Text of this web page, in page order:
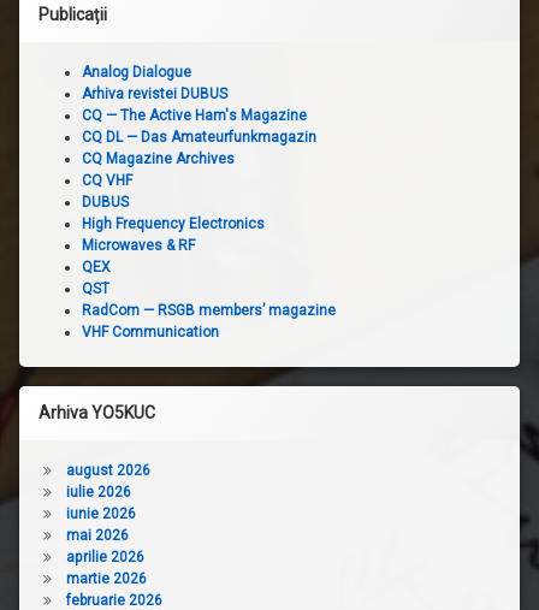
Publicații
Analog Dialogue
Arhiva revistei DUBUS
CQ — The Active Ham's Magazine
CQ DL — Das Amateurfunkmagazin
CQ Magazine Archives
CQ VHF
DUBUS
High Frequency Electronics
Microwaves & RF
QEX
QST
RadCom — RSGB members’ magazine
VHF Communication
Arhiva YO5KUC
august 2026
iulie 2026
iunie 2026
mai 2026
aprilie 2026
martie 2026
februarie 2026